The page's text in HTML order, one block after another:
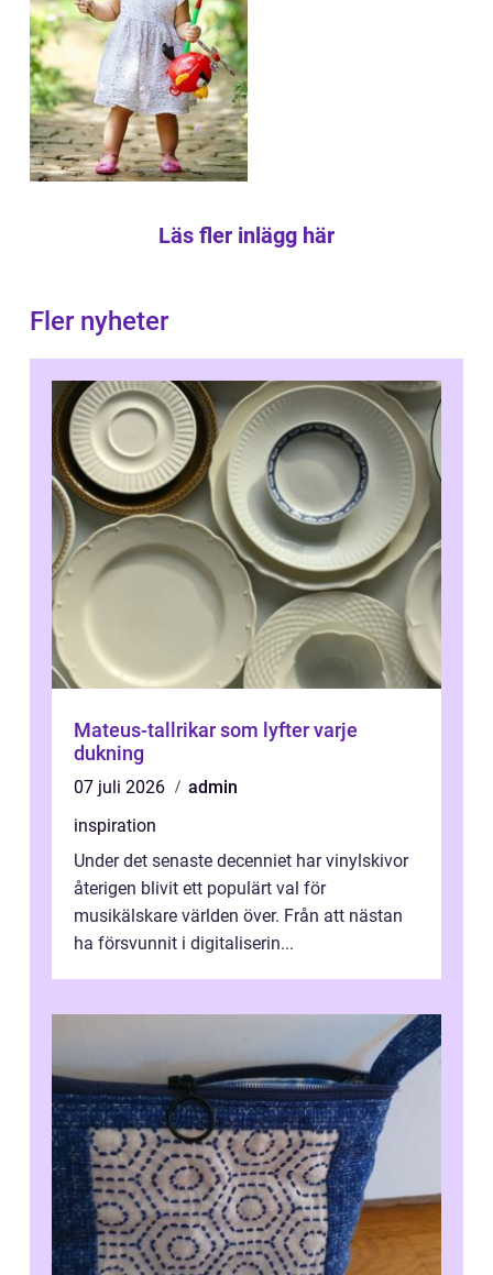
Läs fler inlägg här
Fler nyheter
Mateus-tallrikar som lyfter varje
dukning
07 juli 2026
admin
inspiration
Under det senaste decenniet har vinylskivor
återigen blivit ett populärt val för
musikälskare världen över. Från att nästan
ha försvunnit i digitaliserin...